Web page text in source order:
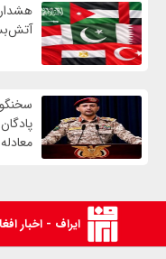
ایراف - اخبار